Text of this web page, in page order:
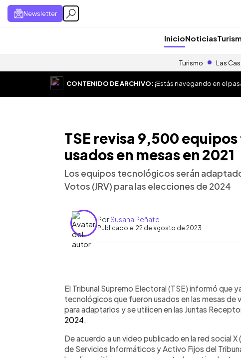
Newsletter
InicioNoticias
Turismo Las
CONTENIDO DE ARCHIVO:¡Estás navegando en el
TSE revisa 9,500
usados en mesas en 2021
Los equipos tecnológicos serán
Votos (JRV) para las elecciones de 2024
PorSusana Peñate
Publicado el 22 de agosto de 2023
► Escuchar artículo
El Tribunal Supremo Electoral (TSE) informó que
tecnológicos que fueron usados en las mesas de
para adaptarlos y se utilicen en las Juntas
2024.
De acuerdo a un video publicado en la red social
de Servicios Informáticos y Activo Fijos del